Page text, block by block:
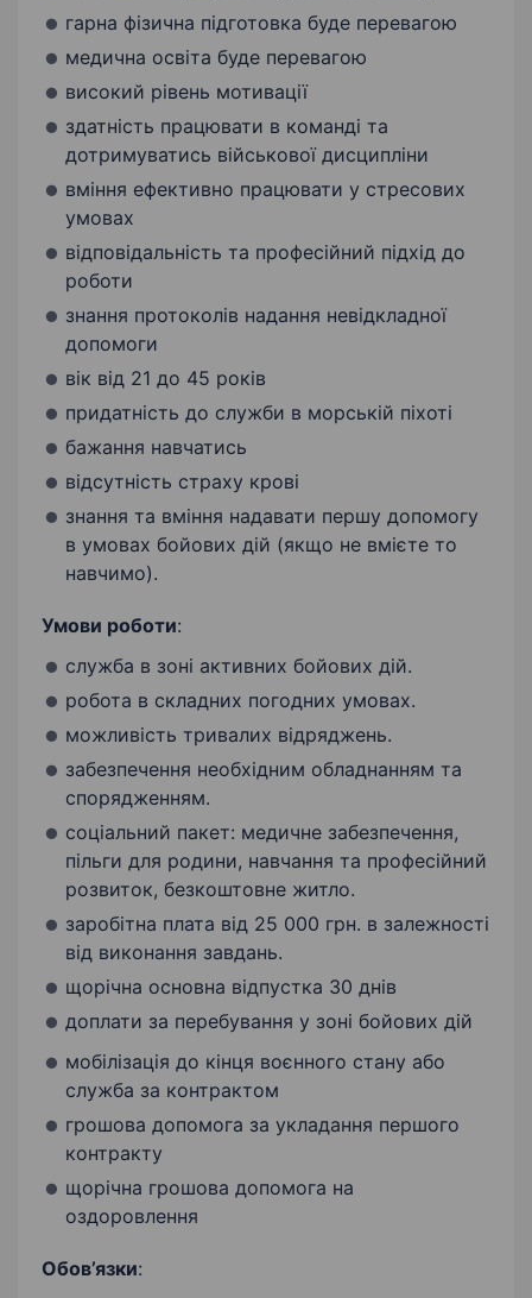
гарна фізична підготовка буде перевагою
медична освіта буде перевагою
високий рівень мотивації
здатність працювати в команді та
дотримуватись військової дисципліни
вміння ефективно працювати у стресових
умовах
відповідальність та професійний підхід до
роботи
знання протоколів надання невідкладної
допомоги
вік від 21 до 45 років
придатність до служби в морській піхоті
бажання навчатись
відсутність страху крові
знання та вміння надавати першу допомогу
в умовах бойових дій (якщо не вмієте то
навчимо).
Умови роботи:
служба в зоні активних бойових дій.
робота в складних погодних умовах.
можливість тривалих відряджень.
забезпечення необхідним обладнанням та
спорядженням.
соціальний пакет: медичне забезпечення,
пільги для родини, навчання та професійний
розвиток, безкоштовне житло.
заробітна плата від 25 000 грн. в залежності
від виконання завдань.
щорічна основна відпустка 30 днів
доплати за перебування у зоні бойових дій
мобілізація до кінця воєнного стану або
служба за контрактом
грошова допомога за укладання першого
контракту
щорічна грошова допомога на
оздоровлення
Обов’язки: